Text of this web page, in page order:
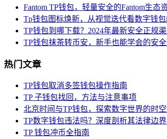
Fantom TP钱包，轻量安全的Fantom生态
Tp钱包图标焕新，从视觉迭代看数字钱
TP钱包到哪下载？2024年最新安全正规
TP钱包抹茶转币安，新手也能学会的安
热门文章
TP钱包取消多签钱包操作指南
TP 子钱包找回，方法与注意事项
北京时间与TP钱包，探索数字世界的时
TP数字钱包违法吗？深度剖析其法律边
TP 钱包冲币全指南